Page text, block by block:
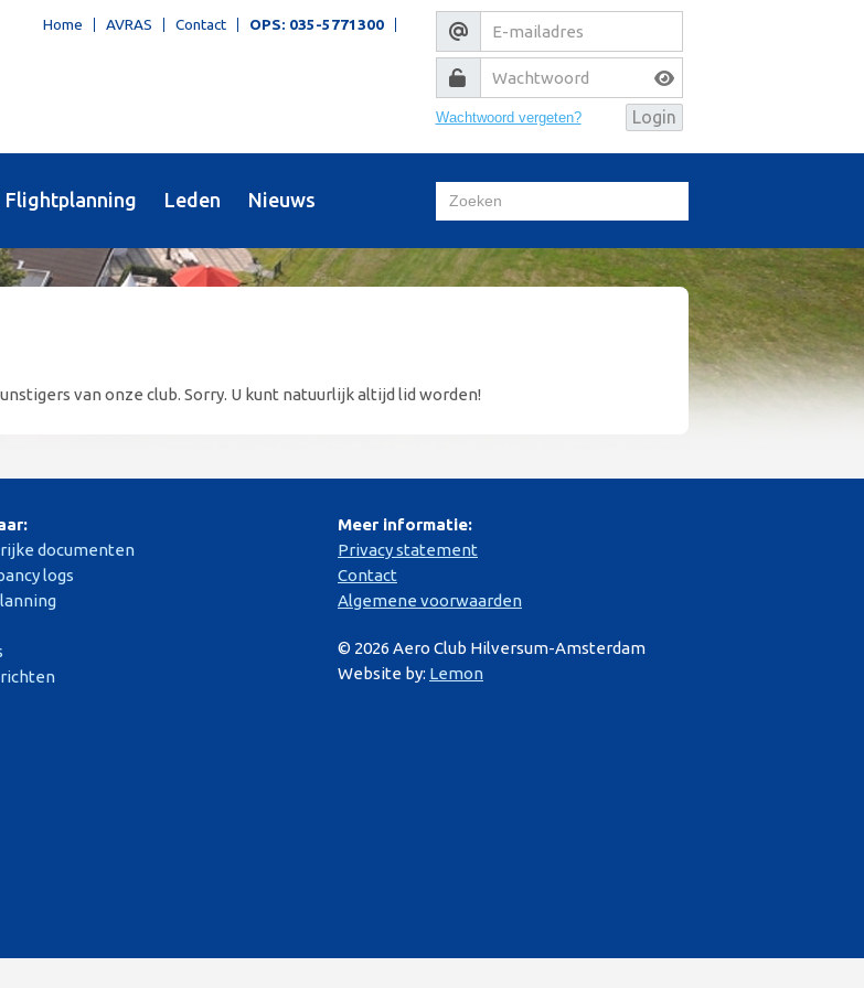
Home AVRAS Contact OPS: 035-5771300
Wachtwoord vergeten?
Flightplanning Leden Nieuws
van onze club. Sorry. U kunt natuurlijk altijd lid worden!
documenten
logs
Meer informatie:
Privacy statement
Contact
Algemene voorwaarden
© 2026 Aero Club Hilversum-Amsterdam
Website by: Lemon